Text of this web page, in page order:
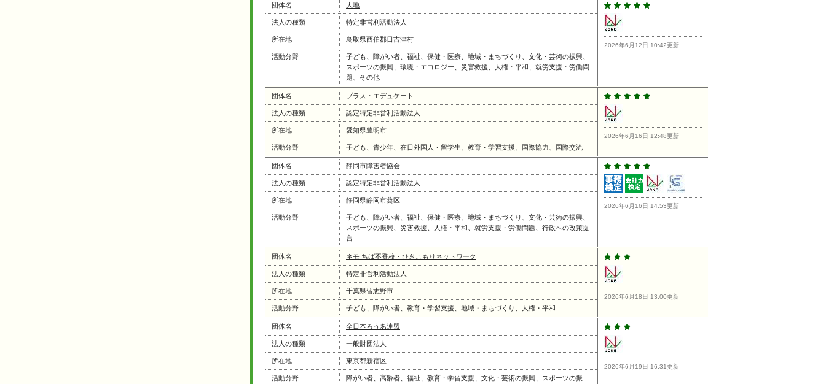
団体名 大地
法人の種類 特定非営利活動法人
所在地 鳥取県西伯郡日吉津村
活動分野
子ども、障がい者、福祉、保健・医療、地域・まちづくり、文化・芸術の振興、
スポーツの振興、環境・エコロジー、災害救援、人権・平和、就労支援・労働問
題、その他
2026年6月12日 10:42更新
団体名 プラス・エデュケート
法人の種類 認定特定非営利活動法人
所在地 愛知県豊明市
活動分野 子ども、青少年、在日外国人・留学生、教育・学習支援、国際協力、国際交流
2026年6月16日 12:48更新
団体名 静岡市障害者協会
法人の種類 認定特定非営利活動法人
所在地 静岡県静岡市葵区
活動分野
子ども、障がい者、福祉、保健・医療、地域・まちづくり、文化・芸術の振興、
スポーツの振興、災害救援、人権・平和、就労支援・労働問題、行政への改策提
言
2026年6月16日 14:53更新
団体名 ネモ ちば不登校・ひきこもりネットワーク
法人の種類 特定非営利活動法人
所在地 千葉県習志野市
活動分野 子ども、障がい者、教育・学習支援、地域・まちづくり、人権・平和
2026年6月18日 13:00更新
団体名 全日本ろうあ連盟
法人の種類 一般財団法人
所在地 東京都新宿区
活動分野
障がい者、高齢者、福祉、教育・学習支援、文化・芸術の振興、スポーツの振
2026年6月19日 16:31更新